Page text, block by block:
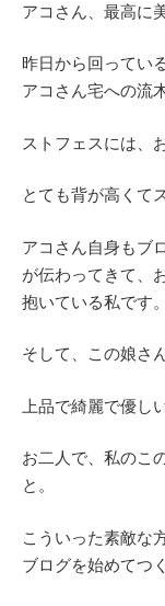
アコさん、最高に
昨日から回ってい
アコさん宅への流
ストフェスには、
とても背が高くて
アコさん自身もブ
が伝わってきて、
抱いている私です。
そして、この娘さ
上品で綺麗で優し
お二人で、私のこ
と。
こういった素敵な
ブログを始めてつ